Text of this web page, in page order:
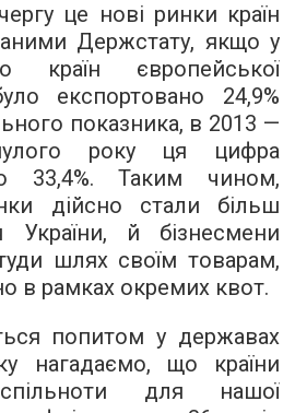
це нові ринки країн
Держстату, якщо у
європейської
експортовано 24,9%
показника, в 2013 —
року ця цифра
33,4%. Таким чином,
дійсно стали більш
України, й бізнесмени
шлях своїм товарам,
в рамках окремих квот.
попитом у державах
нагадаємо, що країни
спільноти для нашої